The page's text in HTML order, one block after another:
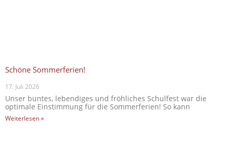
Schöne Sommerferien!
17. Juli 2026
Unser buntes, lebendiges und fröhliches Schulfest war die
optimale Einstimmung für die Sommerferien! So kann
Weiterlesen »